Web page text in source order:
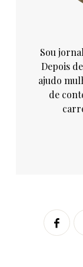
Sou
Depois
ajudo
de